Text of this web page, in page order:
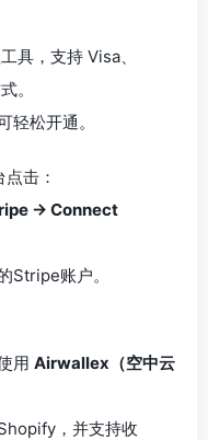
具，支持 Visa、
。
轻松开通。
击：
→ Connect
Stripe账户。
用 Airwallex（空中云
，并支持收